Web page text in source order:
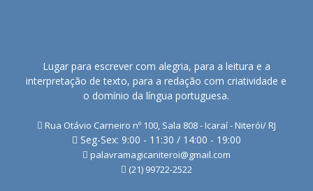
Lugar para escrever com alegria, para a leitura e a
interpretação de texto, para a redação com criatividade e
o domínio da língua portuguesa.
Rua Otávio Carneiro nº 100, Sala 808 - Icaraí - Niterói/ RJ
Seg-Sex: 9:00 - 11:30 / 14:00 - 19:00
palavramagicaniteroi@gmail.com
(21) 99722-2522